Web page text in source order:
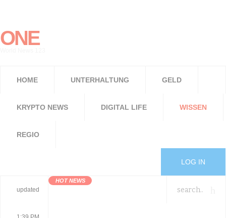
ONE
HOME UNTERHALTUNG GELD
KRYPTO NEWS DIGITAL LIFE WISSEN
REGIO
LOG IN
updated
HOT NEWS